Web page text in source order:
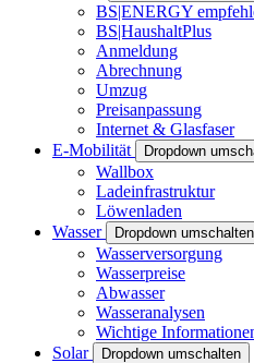
BS|ENERGY
BS|HaushaltPlus
Anmeldung
Abrechnung
Umzug
Preisanpassung
Internet & Glasfaser
E-Mobilität
Dropdown
Wallbox
Ladeinfrastruktur
Löwenladen
Wasser
Dropdown umschalten
Wasserversorgung
Wasserpreise
Abwasser
Wasseranalysen
Wichtige
Solar
Dropdown umschalten